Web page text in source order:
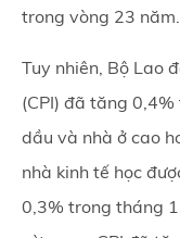
trong vòng 23 năm.
Tuy nhiên, Bộ Lao
(CPI) đã tăng
dầu và nhà ở cao
nhà kinh tế học
0,3% trong tháng